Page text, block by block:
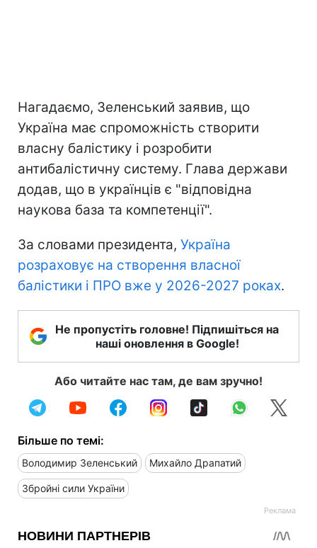
Нагадаємо, Зеленський заявив, що
Україна має спроможність створити
власну балістику і розробити
антибалістичну систему. Глава держави
додав, що в українців є "відповідна
наукова база та компетенції".
За словами президента, Україна
розраховує на створення власної
балістики і ПРО вже у 2026-2027 роках.
Не пропустіть головне! Підпишіться на
наші оновлення в Google!
Або читайте нас там, де вам зручно!
Більше по темі:
Володимир Зеленський Михайло Драпатий
Збройні сили України